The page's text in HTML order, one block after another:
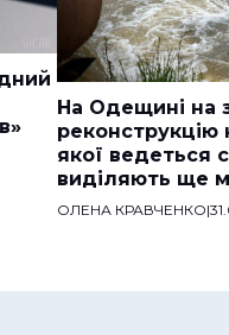
На Одещині на
якої ведеться
виділяють ще
мільйонів
ОЛЕНА КРАВЧЕНКО|